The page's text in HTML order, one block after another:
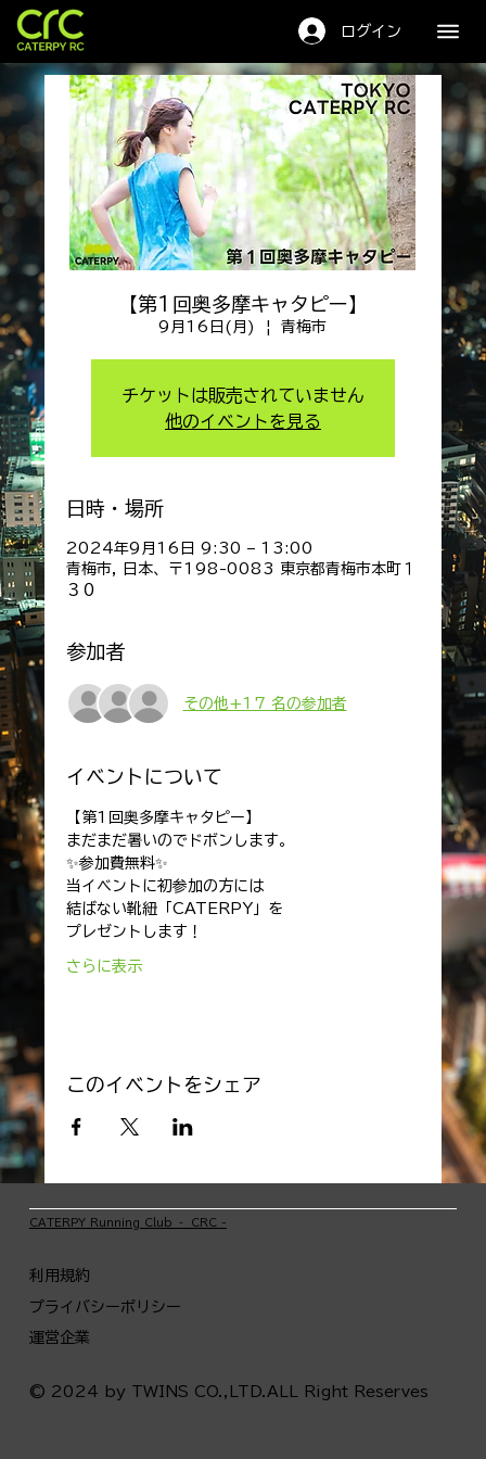
ログイン
【第1回奥多摩キャタピー】
9月16日(月)
  |
青梅市
チケットは販売されていません
他のイベントを見る
日時・場所
2024年9月16日 9:30 – 13:00
青梅市, 日本、〒198-0083 東京都青梅市本町１
３０
参加者
その他+17 名の参加者
イベントについて
【第1回奥多摩キャタピー】
まだまだ暑いのでドボンします。
✨参加費無料✨
当イベントに初参加の方には
結ばない靴紐「CATERPY」を
プレゼントします！
さらに表示
このイベントをシェア
​CATERPY Running Club ‐ CRC -
© 2024 by TWINS CO.,LTD.ALL Right Reserves
利用規約
プライバシーポリシー
運営企業